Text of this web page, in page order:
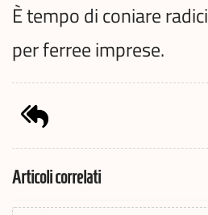
È tempo di coniare radici
per ferree imprese.
Articoli correlati